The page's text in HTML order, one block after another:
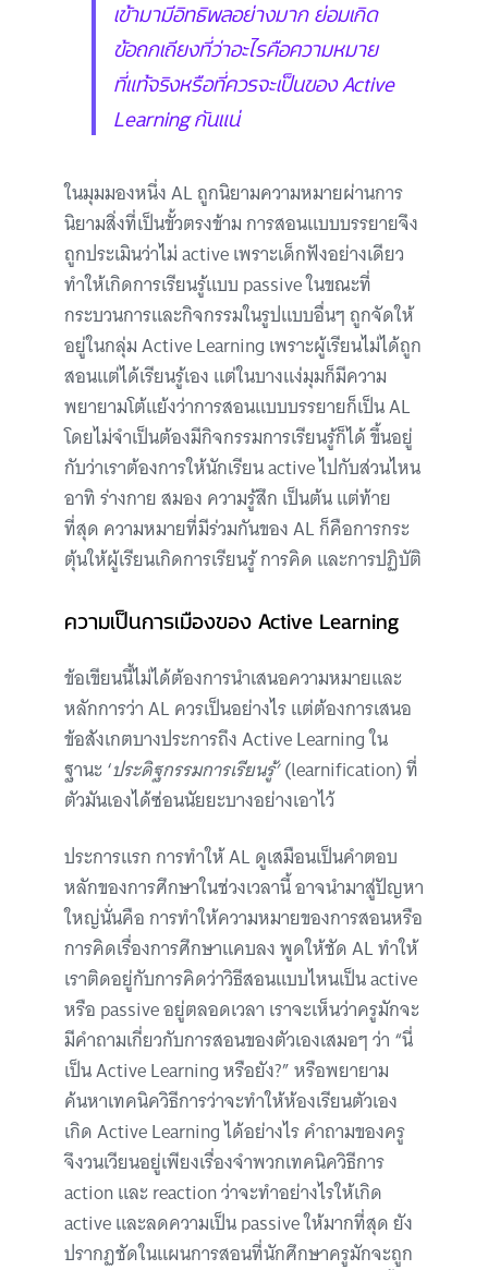
เข้ามามีอิทธิพลอย่างมาก ย่อมเกิด
ข้อถกเถียงที่ว่าอะไรคือความหมาย
ที่แท้จริงหรือที่ควรจะเป็นของ Active
Learning กันแน่
ในมุมมองหนึ่ง AL ถูกนิยามความหมายผ่านการ
นิยามสิ่งที่เป็นขั้วตรงข้าม การสอนแบบบรรยายจึง
ถูกประเมินว่าไม่ active เพราะเด็กฟังอย่างเดียว
ทำให้เกิดการเรียนรู้แบบ passive ในขณะที่
กระบวนการและกิจกรรมในรูปแบบอื่นๆ ถูกจัดให้
อยู่ในกลุ่ม Active Learning เพราะผู้เรียนไม่ได้ถูก
สอนแต่ได้เรียนรู้เอง แต่ในบางแง่มุมก็มีความ
พยายามโต้แย้งว่าการสอนแบบบรรยายก็เป็น AL
โดยไม่จำเป็นต้องมีกิจกรรมการเรียนรู้ก็ได้ ขึ้นอยู่
กับว่าเราต้องการให้นักเรียน active ไปกับส่วนไหน
อาทิ ร่างกาย สมอง ความรู้สึก เป็นต้น แต่ท้าย
ที่สุด ความหมายที่มีร่วมกันของ AL ก็คือการกระ
ตุ้นให้ผู้เรียนเกิดการเรียนรู้ การคิด และการปฏิบัติ
ความเป็นการเมืองของ Active Learning
ข้อเขียนนี้ไม่ได้ต้องการนำเสนอความหมายและ
หลักการว่า AL ควรเป็นอย่างไร แต่ต้องการเสนอ
ข้อสังเกตบางประการถึง Active Learning ใน
ฐานะ ‘ประดิฐกรรมการเรียนรู้’(learnification) ที่
ตัวมันเองได้ซ่อนนัยยะบางอย่างเอาไว้
ประการแรก การทำให้ AL ดูเสมือนเป็นคำตอบ
หลักของการศึกษาในช่วงเวลานี้ อาจนำมาสู่ปัญหา
ใหญ่นั่นคือ การทำให้ความหมายของการสอนหรือ
การคิดเรื่องการศึกษาแคบลง พูดให้ชัด AL ทำให้
เราติดอยู่กับการคิดว่าวิธีสอนแบบไหนเป็น active
หรือ passive อยู่ตลอดเวลา เราจะเห็นว่าครูมักจะ
มีคำถามเกี่ยวกับการสอนของตัวเองเสมอๆ ว่า “นี่
เป็น Active Learning หรือยัง?” หรือพยายาม
ค้นหาเทคนิควิธีการว่าจะทำให้ห้องเรียนตัวเอง
เกิด Active Learning ได้อย่างไร คำถามของครู
จึงวนเวียนอยู่เพียงเรื่องจำพวกเทคนิควิธีการ
action และ reaction ว่าจะทำอย่างไรให้เกิด
active และลดความเป็น passive ให้มากที่สุด ยัง
ปรากฏชัดในแผนการสอนที่นักศึกษาครูมักจะถูก